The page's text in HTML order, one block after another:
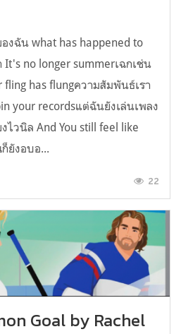
งฉัน what has happened to
It's no longer summerเฉกเช่น
has flungความสัมพันธ์เรา
your recordsแต่ฉันยังเล่นเพลง
วนิล And You still feel like
ยังอบอ...
22
Goal by Rachel